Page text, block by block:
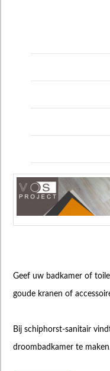
Geef uw badkamer of
goude kranen of
Bij schiphorst-sanitair
droombadkamer te